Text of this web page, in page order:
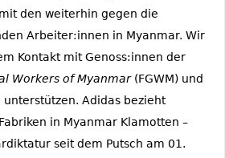
den weiterhin gegen die
Arbeiter:innen in Myanmar. Wir
Kontakt mit Genoss:innen der
Workers of Myanmar(FGWM) und
Adidas bezieht
in Myanmar Klamotten –
seit dem Putsch am 01.